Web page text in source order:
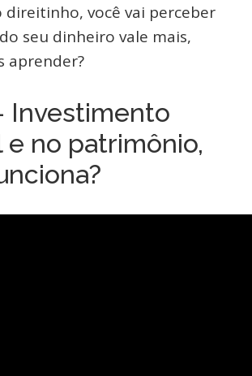
direitinho, você vai perceber
seu dinheiro vale mais,
aprender?
Investimento
e no patrimônio,